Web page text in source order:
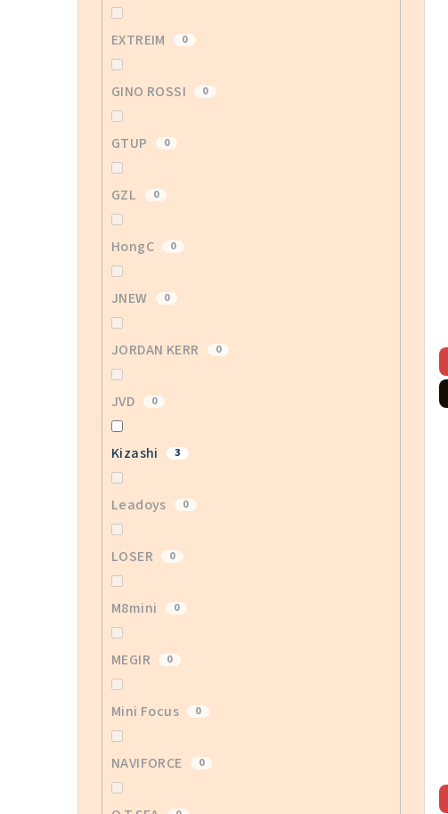
EXTREIM 0
GINO ROSSI 0
GTUP 0
GZL 0
HongC 0
JNEW 0
JORDAN KERR 0
JVD 0
Kizashi 3
Leadoys 0
LOSER 0
M8mini 0
MEGIR 0
Mini Focus 0
NAVIFORCE 0